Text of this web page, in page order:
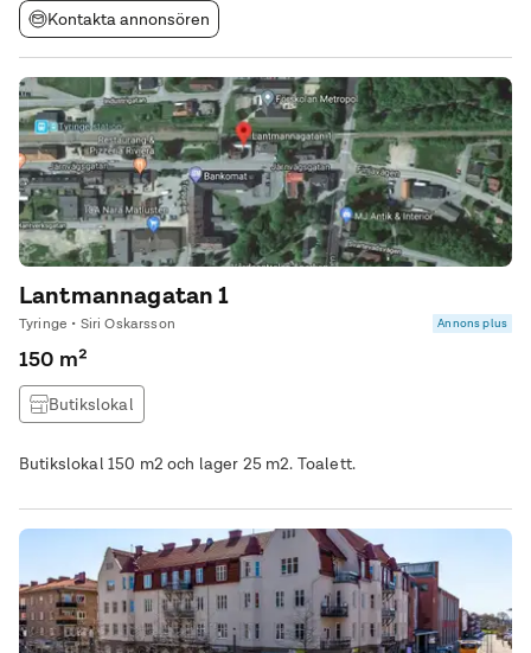
Kontakta annonsören
Lantmannagatan 1
Tyringe • Siri Oskarsson Annons plus
150 m²
Butikslokal
Butikslokal 150 m2 och lager 25 m2. Toalett.